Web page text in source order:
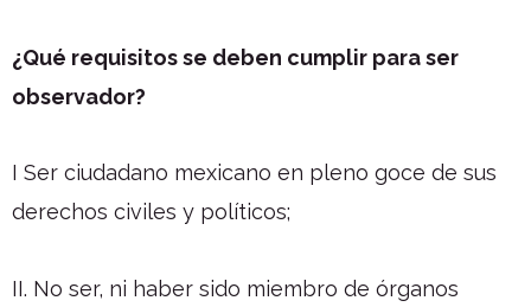
¿Qué requisitos se deben cumplir para ser
observador?
I Ser ciudadano mexicano en pleno goce de sus
derechos civiles y políticos;
II. No ser, ni haber sido miembro de órganos